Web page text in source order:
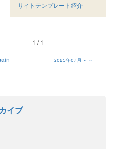
サイトテンプレート紹介
1 / 1
2025年07月 »
イブ